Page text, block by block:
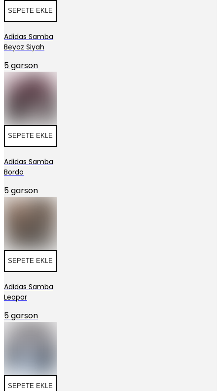
SEPETE EKLE
Adidas Samba
Beyaz Siyah
5 garson
SEPETE EKLE
Adidas Samba
Bordo
5 garson
SEPETE EKLE
Adidas Samba
Leopar
5 garson
SEPETE EKLE